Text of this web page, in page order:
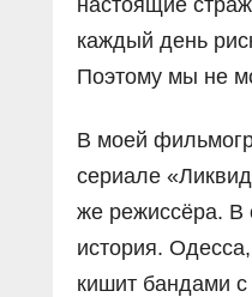
каждый день
Поэтому мы не
В моей
сериале
же режиссёра. В
история.
кишит бандами